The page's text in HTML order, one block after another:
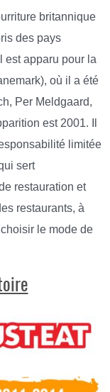
britannique
des pays
est apparu pour la
où il a été
Per Meldgaard,
est 2001. Il
limitée
sert
restauration et
restaurants, à
le mode de